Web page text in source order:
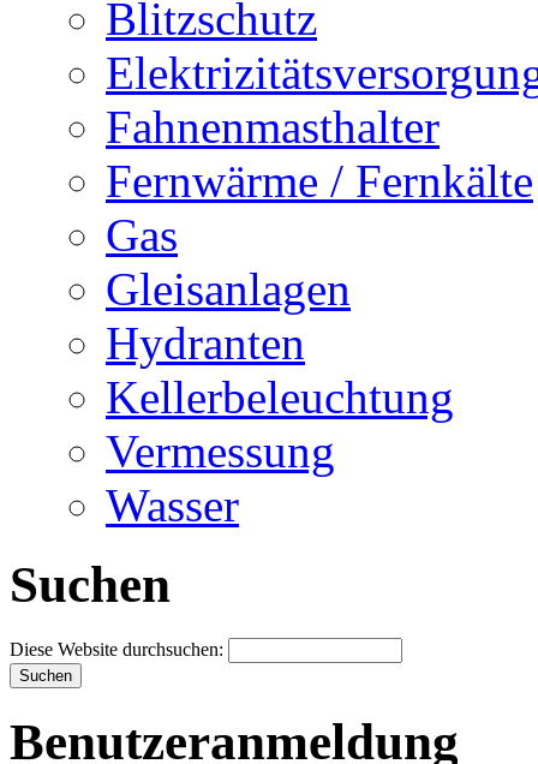
Blitzschutz
Fahnenmasthalter
Fernwärme / Fernkälte
Gas
Gleisanlagen
Hydranten
Kellerbeleuchtung
Vermessung
Wasser
Suchen
Diese Website durchsuchen:
Benutzeranmeldung